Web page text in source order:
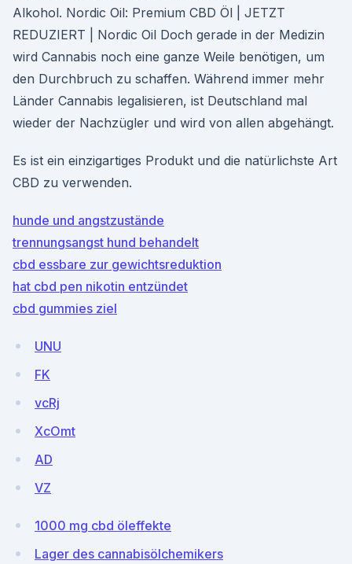
Alkohol. Nordic Oil: Premium CBD Öl | JETZT
REDUZIERT | Nordic Oil Doch gerade in der Medizin
wird Cannabis noch eine ganze Weile benötigen, um
den Durchbruch zu schaffen. Während immer mehr
Länder Cannabis legalisieren, ist Deutschland mal
wieder der Nachzügler und wird von allen abgehängt.
Es ist ein einzigartiges Produkt und die natürlichste Art
CBD zu verwenden.
hunde und angstzustände
trennungsangst hund behandelt
cbd essbare zur gewichtsreduktion
hat cbd pen nikotin entzündet
cbd gummies ziel
UNU
FK
vcRj
XcOmt
AD
VZ
1000 mg cbd öleffekte
Lager des cannabisölchemikers